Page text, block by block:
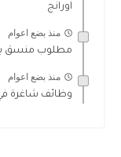
اورانج
منذ بضع اعوام
مطلوب منسق
منذ بضع اعوام
وظائف شاغرة في